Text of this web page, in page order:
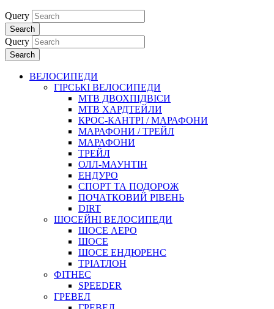
Query
Search
Query
Search
ВЕЛОСИПЕДИ
ГІРСЬКІ ВЕЛОСИПЕДИ
MTB ДВОХПIДВIСИ
MTB ХАРДТЕЙЛИ
КРОС-КАНТРI / МАРАФОНИ
МАРАФОНИ / ТРЕЙЛ
МАРАФОНИ
ТРЕЙЛ
ОЛЛ-МАУНТIН
ЕНДУРО
СПОРТ ТА ПОДОРОЖ
ПОЧАТКОВИЙ РIВЕНЬ
DIRT
ШОСЕЙНІ ВЕЛОСИПЕДИ
ШОСЕ АЕРО
ШОСЕ
ШОСЕ ЕНДЮРЕНС
ТРІАТЛОН
ФІТНЕС
SPEEDER
ГРЕВЕЛ